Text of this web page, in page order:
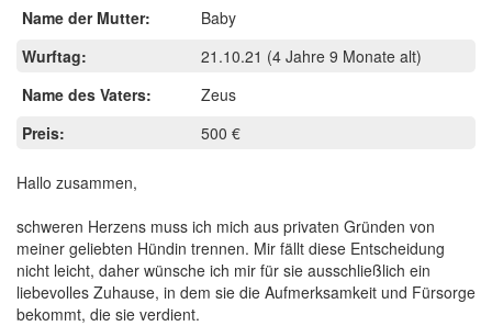
Name der Mutter:
Baby
Wurftag:
21.10.21 (4 Jahre 9 Monate alt)
Name des Vaters:
Zeus
Preis:
500 €
Hallo zusammen,
schweren Herzens muss ich mich aus privaten Gründen von
meiner geliebten Hündin trennen. Mir fällt diese Entscheidung
nicht leicht, daher wünsche ich mir für sie ausschließlich ein
liebevolles Zuhause, in dem sie die Aufmerksamkeit und Fürsorge
bekommt, die sie verdient.